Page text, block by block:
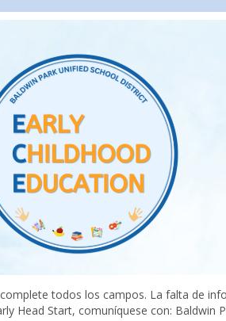
todos los campos. La falta de
Head Start, comuníquese con: Baldwin